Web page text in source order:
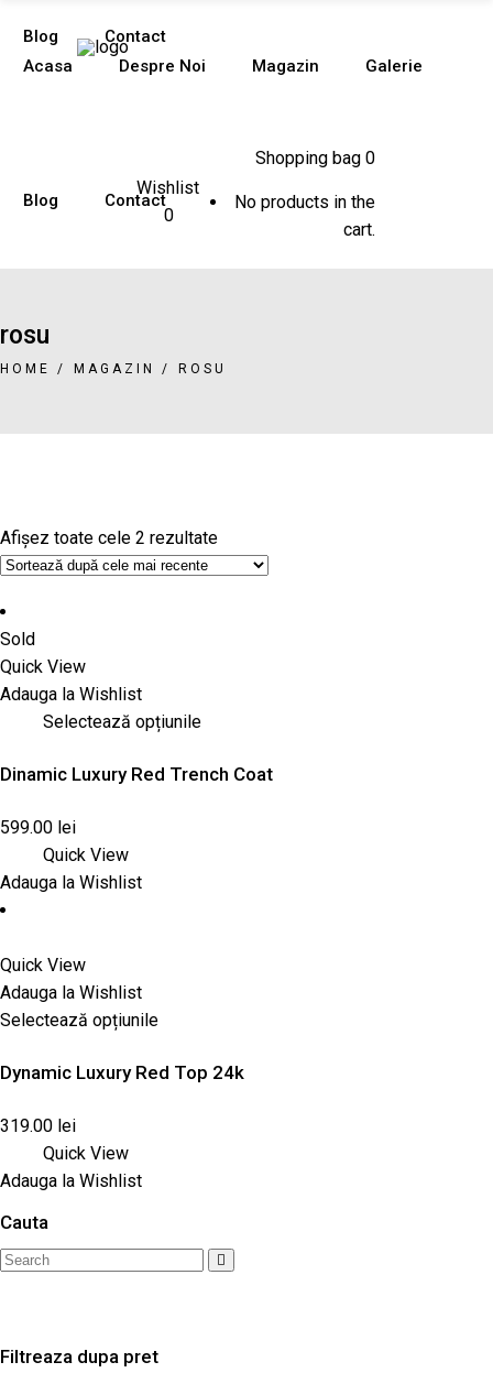
Acasa Despre Noi Magazin Galerie
Blog Contact
Wishlist
0
Shopping bag 0
No products in the
cart.
Blog Contact
rosu
HOME / MAGAZIN / ROSU
Afișez toate cele 2 rezultate
Sold
Quick View
Adauga la Wishlist
Selectează opțiunile
Dinamic Luxury Red Trench Coat
599.00 lei
Quick View
Adauga la Wishlist
Quick View
Adauga la Wishlist
Selectează opțiunile
Dynamic Luxury Red Top 24k
319.00 lei
Quick View
Adauga la Wishlist
Cauta
Search
Filtreaza dupa pret